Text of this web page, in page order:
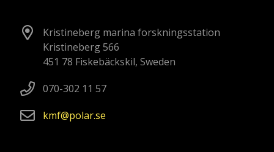
Kristineberg marina forskningsstation
Kristineberg 566
451 78 Fiskebäckskil, Sweden
070-302 11 57
kmf
polarse